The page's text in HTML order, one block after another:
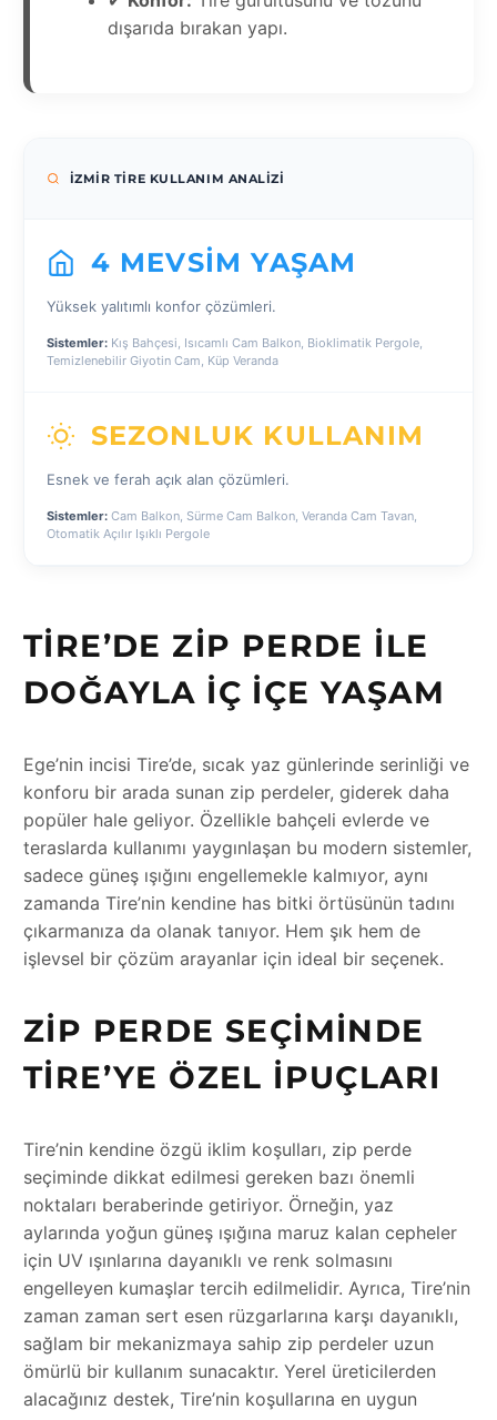
dışarıda bırakan yapı.
İZMIR TIRE KULLANIM ANALIZI
4 MEVSIM YAŞAM
Yüksek yalıtımlı konfor çözümleri.
Sistemler: Kış Bahçesi, Isıcamlı Cam Balkon, Bioklimatik Pergole,
Temizlenebilir Giyotin Cam, Küp Veranda
SEZONLUK KULLANIM
Esnek ve ferah açık alan çözümleri.
Sistemler: Cam Balkon, Sürme Cam Balkon, Veranda Cam Tavan,
Otomatik Açılır Işıklı Pergole
TIRE’DE ZIP PERDE ILE
DOĞAYLA İÇ İÇE YAŞAM
Ege’nin incisi Tire’de, sıcak yaz günlerinde serinliği ve
konforu bir arada sunan zip perdeler, giderek daha
popüler hale geliyor. Özellikle bahçeli evlerde ve
teraslarda kullanımı yaygınlaşan bu modern sistemler,
sadece güneş ışığını engellemekle kalmıyor, aynı
zamanda Tire’nin kendine has bitki örtüsünün tadını
çıkarmanıza da olanak tanıyor. Hem şık hem de
işlevsel bir çözüm arayanlar için ideal bir seçenek.
ZIP PERDE SEÇIMINDE
TIRE’YE ÖZEL İPUÇLARI
Tire’nin kendine özgü iklim koşulları, zip perde
seçiminde dikkat edilmesi gereken bazı önemli
noktaları beraberinde getiriyor. Örneğin, yaz
aylarında yoğun güneş ışığına maruz kalan cepheler
için UV ışınlarına dayanıklı ve renk solmasını
engelleyen kumaşlar tercih edilmelidir. Ayrıca, Tire’nin
zaman zaman sert esen rüzgarlarına karşı dayanıklı,
sağlam bir mekanizmaya sahip zip perdeler uzun
ömürlü bir kullanım sunacaktır. Yerel üreticilerden
alacağınız destek, Tire’nin koşullarına en uygun